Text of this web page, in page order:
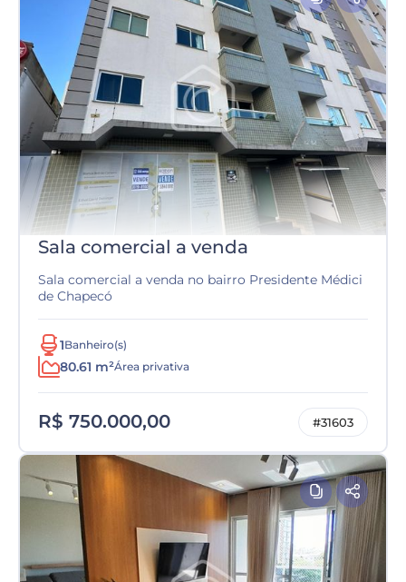
Sala comercial a venda
Sala comercial a venda no bairro Presidente Médici
de Chapecó
1Banheiro(s)
80.61 m²Área privativa
R$ 750.000,00 #31603